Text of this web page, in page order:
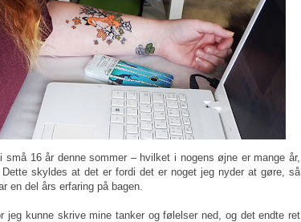
16 år denne sommer – hvilket i nogens øjne er mange år,
skyldes at det er fordi det er noget jeg nyder at gøre, så
en del års erfaring på bagen.
jeg kunne skrive mine tanker og følelser ned, og det endte ret